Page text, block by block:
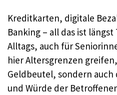
Kreditkarten, digitale
Banking – all das ist
Alltags, auch für
hier Altersgrenzen
Geldbeutel, sondern
und Würde der